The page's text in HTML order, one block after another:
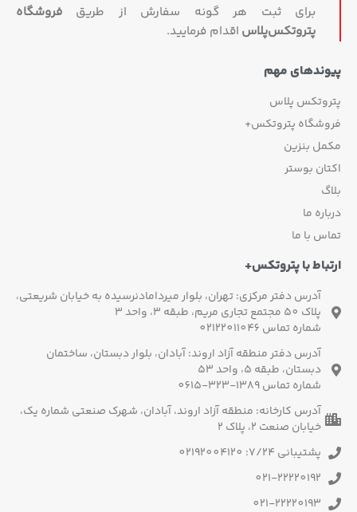
برای ثبت هر گونه سفارش از طریق فروشگاه
پتروتکس‏‌پلاس اقدام فرمایید.
پیوندهای مهم
پتروتکس پلاس
فروشگاه پتروتکس+
مکمل بنزین
اکتان بوستر
بلاگ
درباره ما
تماس با ما
ارتباط با پتروتکس+
آدرس دفتر مرکزی: تهران، بلوار میردامادنرسیده به خیابان شریعتی،
پلاک 50 مجتمع تجاری مریم، طبقه 3، واحد 3
شماره تماس 02122011046
آدرس دفتر منطقه آزاد اروند: آبادان، بلوار دبستان، ساختمان
دبستان، طبقه 5، واحد 53
شماره تماس 1389-323-0615
آدرس کارخانه: منطقه آزاد اروند، آبادان، شهرک صنعتی شماره یک،
خیابان صنعت 2، پلاک 2
پشتیبانی 7/24: 02192004120
021-22220192
021-22220193